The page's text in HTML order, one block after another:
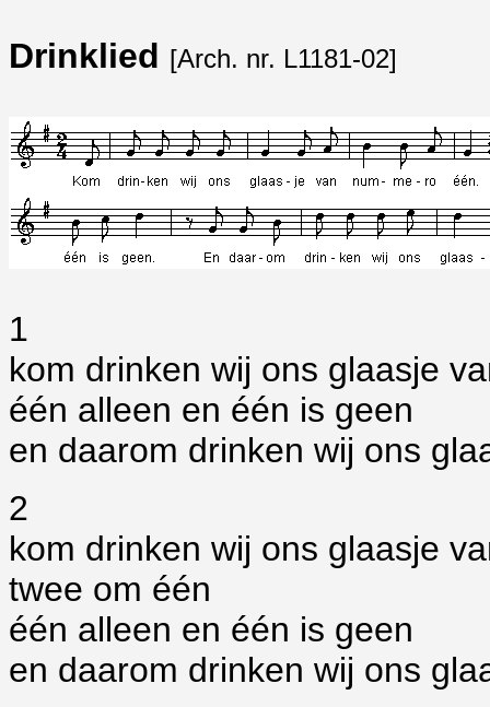
Drinklied [Arch. nr. L1181-02]
1
kom drinken wij ons glaasje
één alleen en één is geen
en daarom drinken wij ons
2
kom drinken wij ons glaasje
twee om één
één alleen en één is geen
en daarom drinken wij ons